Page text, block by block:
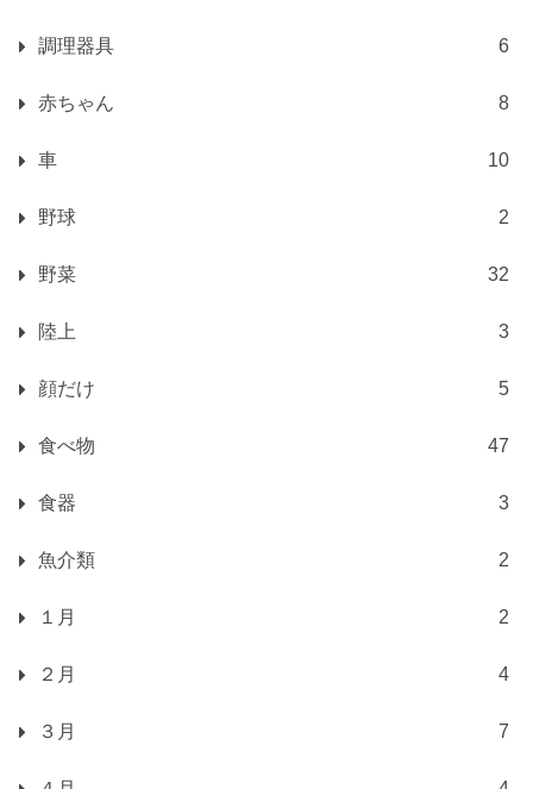
調理器具 6
赤ちゃん 8
車 10
野球 2
野菜 32
陸上 3
顔だけ 5
食べ物 47
食器 3
魚介類 2
１月 2
２月 4
３月 7